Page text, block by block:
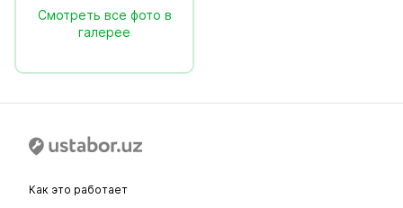
Смотреть все фото в
галерее
Как это работает